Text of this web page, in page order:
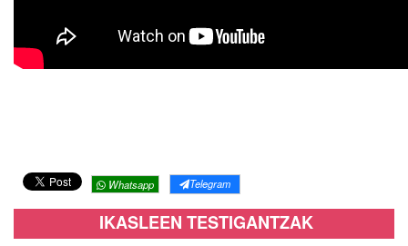
Whatsapp Telegram
IKASLEEN TESTIGANTZAK